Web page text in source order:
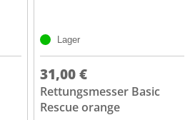
Lager
31,00 €
Rettungsmesser Basic
Rescue orange